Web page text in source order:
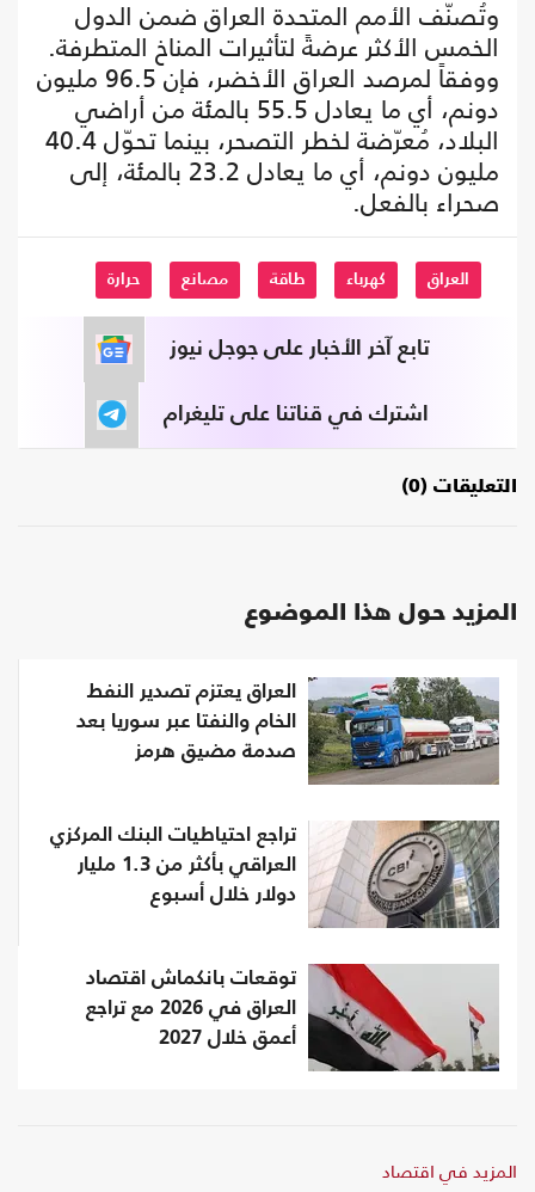
وتُصنّف الأمم المتحدة العراق ضمن الدول
الخمس الأكثر عرضةً لتأثيرات المناخ المتطرفة.
ووفقاً لمرصد العراق الأخضر، فإن 96.5 مليون
دونم، أي ما يعادل 55.5 بالمئة من أراضي
البلاد، مُعرّضة لخطر التصحر، بينما تحوّل 40.4
مليون دونم، أي ما يعادل 23.2 بالمئة، إلى
صحراء بالفعل.
العراق كهرباء طاقة مصانع حرارة
تابع آخر الأخبار على جوجل نيوز
اشترك في قناتنا على تليغرام
التعليقات (0)
المزيد حول هذا الموضوع
العراق يعتزم تصدير النفط
الخام والنفتا عبر سوريا بعد
صدمة مضيق هرمز
تراجع احتياطيات البنك المركزي
العراقي بأكثر من 1.3 مليار
دولار خلال أسبوع
توقعات بانكماش اقتصاد
العراق في 2026 مع تراجع
أعمق خلال 2027
المزيد في اقتصاد